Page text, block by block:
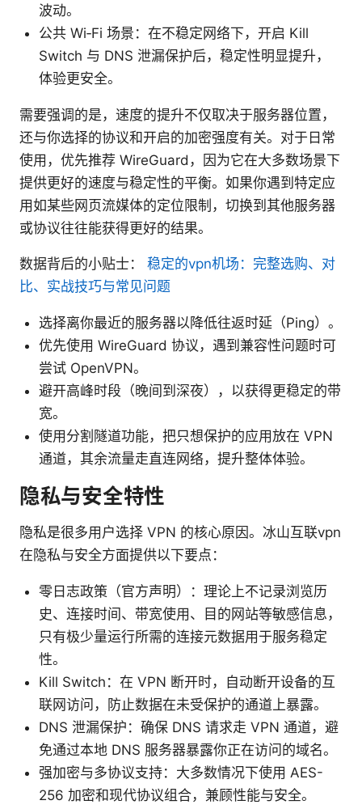
波动。
公共 Wi‑Fi 场景：在不稳定网络下，开启 Kill
Switch 与 DNS 泄漏保护后，稳定性明显提升，
体验更安全。
需要强调的是，速度的提升不仅取决于服务器位置，
还与你选择的协议和开启的加密强度有关。对于日常
使用，优先推荐 WireGuard，因为它在大多数场景下
提供更好的速度与稳定性的平衡。如果你遇到特定应
用如某些网页流媒体的定位限制，切换到其他服务器
或协议往往能获得更好的结果。
数据背后的小贴士： 稳定的vpn机场：完整选购、对
比、实战技巧与常见问题
选择离你最近的服务器以降低往返时延（Ping）。
优先使用 WireGuard 协议，遇到兼容性问题时可
尝试 OpenVPN。
避开高峰时段（晚间到深夜），以获得更稳定的带
宽。
使用分割隧道功能，把只想保护的应用放在 VPN
通道，其余流量走直连网络，提升整体体验。
隐私与安全特性
隐私是很多用户选择 VPN 的核心原因。冰山互联vpn
在隐私与安全方面提供以下要点：
零日志政策（官方声明）：理论上不记录浏览历
史、连接时间、带宽使用、目的网站等敏感信息，
只有极少量运行所需的连接元数据用于服务稳定
性。
Kill Switch：在 VPN 断开时，自动断开设备的互
联网访问，防止数据在未受保护的通道上暴露。
DNS 泄漏保护：确保 DNS 请求走 VPN 通道，避
免通过本地 DNS 服务器暴露你正在访问的域名。
强加密与多协议支持：大多数情况下使用 AES-
256 加密和现代协议组合，兼顾性能与安全。